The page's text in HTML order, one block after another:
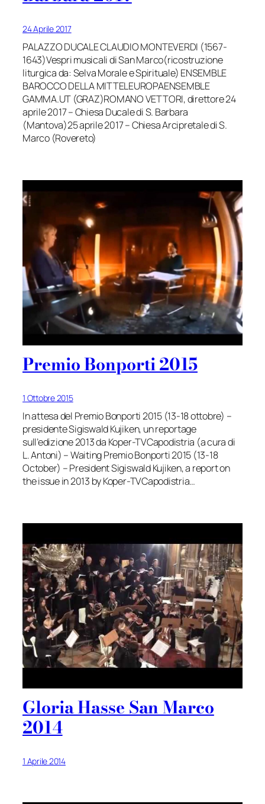
24 Aprile 2017
PALAZZO DUCALE CLAUDIO MONTEVERDI (1567-
1643)Vespri musicali di San Marco(ricostruzione
liturgica da: Selva Morale e Spirituale) ENSEMBLE
BAROCCO DELLA MITTELEUROPAENSEMBLE
GAMMA.UT (GRAZ)ROMANO VETTORI, direttore 24
aprile 2017 – Chiesa Ducale di S. Barbara
(Mantova)25 aprile 2017 – Chiesa Arcipretale di S.
Marco (Rovereto)
Premio Bonporti 2015
1 Ottobre 2015
In attesa del Premio Bonporti 2015 (13-18 ottobre) –
presidente Sigiswald Kujiken, un reportage
sull’edizione 2013 da Koper-TVCapodistria (a cura di
L. Antoni) – Waiting Premio Bonporti 2015 (13-18
October) – President Sigiswald Kujiken, a report on
the issue in 2013 by Koper-TVCapodistria…
Gloria Hasse San Marco
2014
1 Aprile 2014